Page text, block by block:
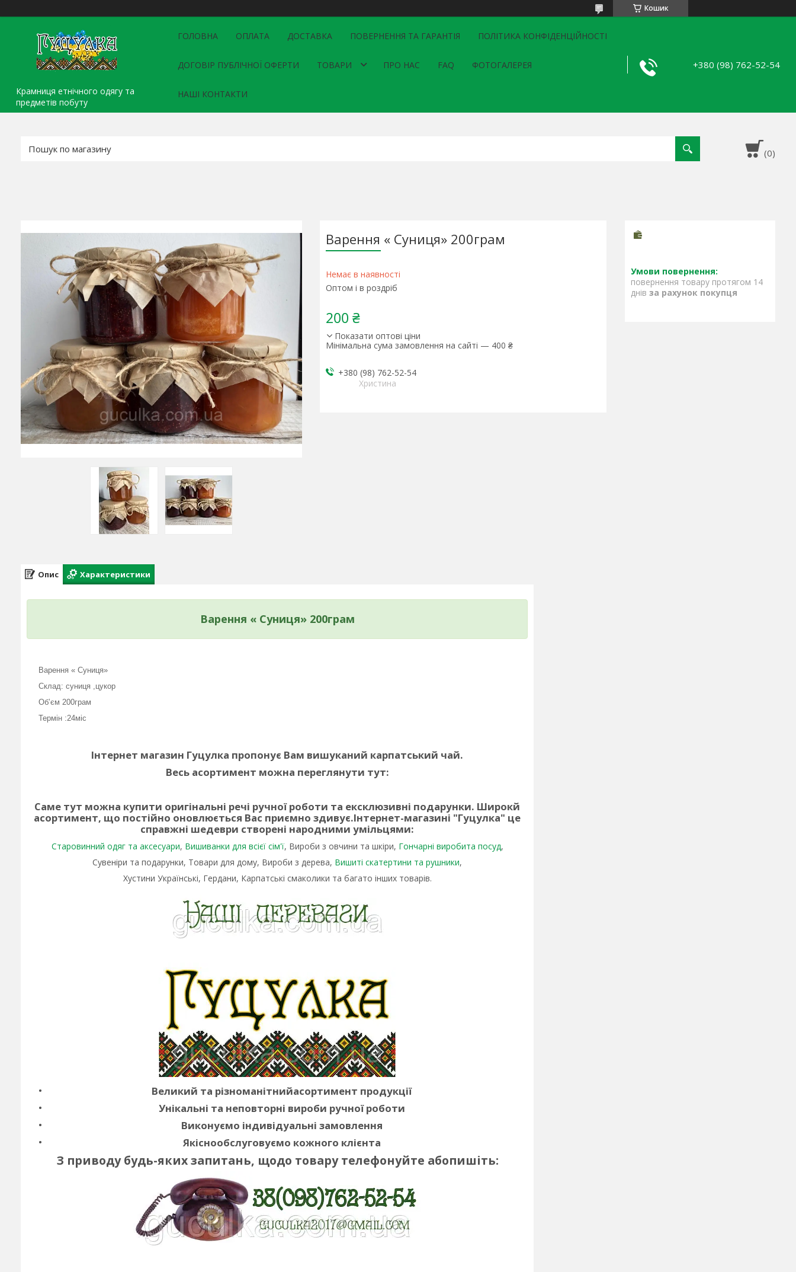
Кошик
Крамниця етнічного одягу та
предметів побуту
ГОЛОВНА ОПЛАТА ДОСТАВКА ПОВЕРНЕННЯ ТА ГАРАНТІЯ ПОЛІТИКА КОНФІДЕНЦІЙНОСТІ
ДОГОВІР ПУБЛІЧНОЇ ОФЕРТИ ТОВАРИ ПРО НАС FAQ ФОТОГАЛЕРЕЯ
НАШІ КОНТАКТИ
+380 (98) 762-52-54
Варення « Суниця» 200грам
Немає в наявності
Оптом і в роздріб
200 ₴
Показати оптові ціни
Мінімальна сума замовлення на сайті — 400 ₴
+380 (98) 762-52-54
Христина
повернення товару протягом 14
днів за рахунок покупця
Опис Характеристики
Варення « Суниця» 200грам
Варення « Суниця»
Склад: суниця ,цукор
Обʼєм 200грам
Термін :24міс
Інтернет магазин Гуцулка пропонує Вам вишуканий карпатський чай.
Весь асортимент можна переглянути тут:
Саме тут можна купити оригінальні речі ручної роботи та ексклюзивні подарунки. Широкй
асортимент, що постійно оновлюється Вас приємно здивує.Інтернет-магазині "Гуцулка" це
справжні шедеври створені народними умільцями:
Старовинний одяг та аксесуари, Вишиванки для всієї сім'ї, Вироби з овчини та шкіри, Гончарні виробита посуд,
Сувеніри та подарунки, Товари для дому, Вироби з дерева, Вишиті скатертини та рушники,
Хустини Українські, Гердани, Карпатські смаколики та багато інших товарів.
Великий та різноманітнийасортимент продукції
Унікальні та неповторні вироби ручної роботи
Виконуємо індивідуальні замовлення
Якіснообслуговуємо кожного клієнта
З приводу будь-яких запитань, щодо товару телефонуйте абопишіть: